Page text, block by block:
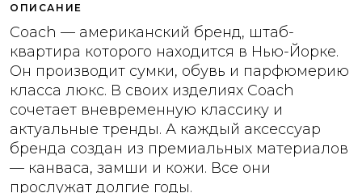
ОПИСАНИЕ
Coach — американский бренд, штаб-
квартира которого находится в Нью-Йорке.
Он производит сумки, обувь и парфюмерию
класса люкс. В своих изделиях Coach
сочетает вневременную классику и
актуальные тренды. А каждый аксессуар
бренда создан из премиальных материалов
— канваса, замши и кожи. Все они
прослужат долгие годы.